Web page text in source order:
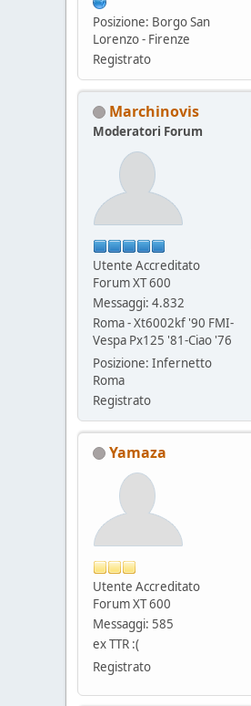
Posizione: Borgo San
Lorenzo - Firenze
Registrato
Marchinovis
Moderatori Forum
Utente Accreditato
Forum XT 600
Messaggi: 4.832
Roma - Xt6002kf '90 FMI-
Vespa Px125 '81-Ciao '76
Posizione: Infernetto
Roma
Registrato
Yamaza
Utente Accreditato
Forum XT 600
Messaggi: 585
ex TTR :(
Registrato